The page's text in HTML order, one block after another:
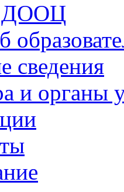
ДООЦ
сведения
и органы